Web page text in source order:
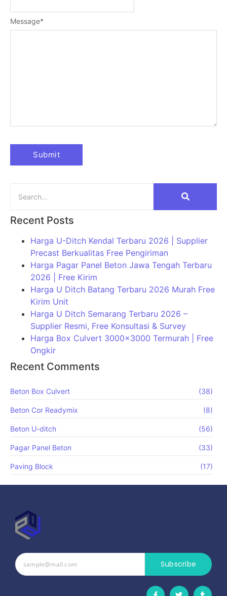
Message*
Recent Posts
Harga U-Ditch Kendal Terbaru 2026 | Supplier
Precast Berkualitas Free Pengiriman
Harga Pagar Panel Beton Jawa Tengah Terbaru
2026 | Free Kirim
Harga U Ditch Batang Terbaru 2026 Murah Free
Kirim Unit
Harga U Ditch Semarang Terbaru 2026 –
Supplier Resmi, Free Konsultasi & Survey
Harga Box Culvert 3000×3000 Termurah | Free
Ongkir
Recent Comments
Beton Box Culvert (38)
Beton Cor Readymix (8)
Beton U-ditch (56)
Pagar Panel Beton (33)
Paving Block (17)
Subscribe